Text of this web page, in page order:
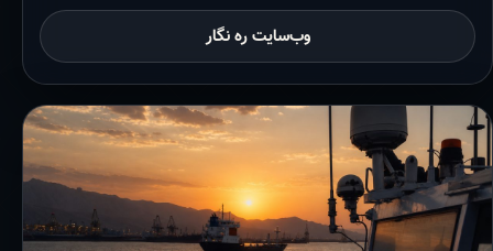
وب‌سایت ره نگار